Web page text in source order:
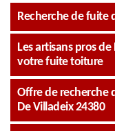
Recherche de fuite
Les artisans pros
votre fuite toiture
Offre de recherche
De Villadeix 24380